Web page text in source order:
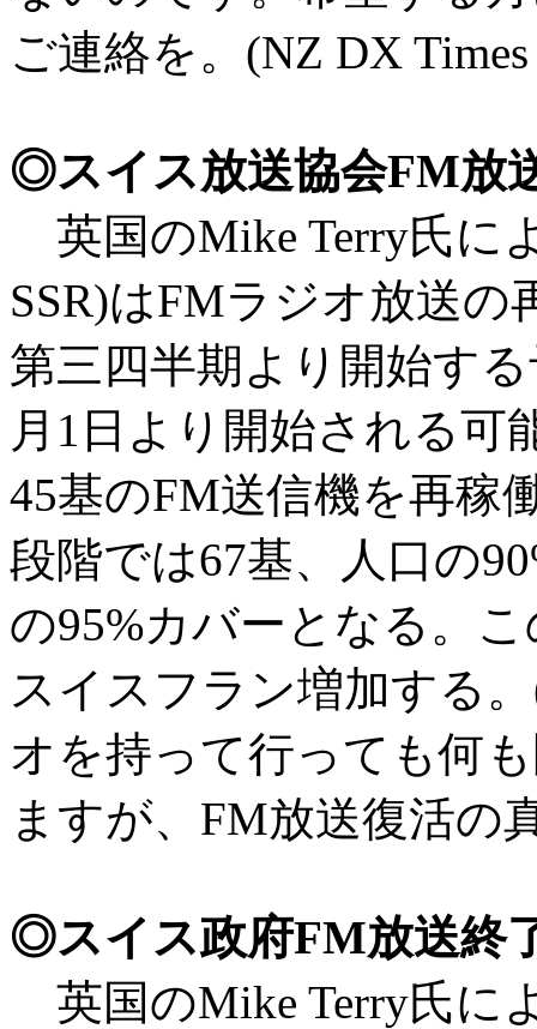
ご連絡を。(NZ DX
◎スイス放送協会FM放
英国のMike Terry氏に
SSR)はFMラジオ放送の
第三四半期より開始す
月1日より開始される可
45基のFM送信機を再稼
段階では67基、人口の
の95%カバーとなる。
スイスフラン増加する
オを持って行っても何
ますが、FM放送復活の
◎スイス政府FM放送終
英国のMike Terry氏に